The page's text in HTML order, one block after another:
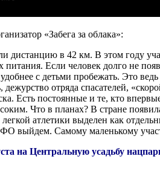
«Забега за облака»:
дистанцию в 42 км. В этом году
питания. Если человек долго не
с детьми пробежать. Это
дежурство отряда спасателей,
Есть постоянные и те, кто
Что в планах? В стране
атлетики выделен как
выйдем. Самому маленькому
на Центральную усадьбу